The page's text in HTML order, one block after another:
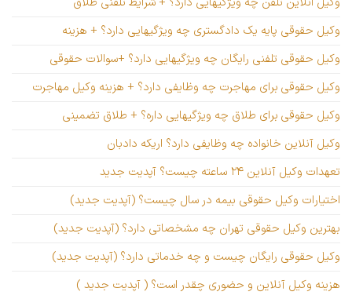
وکیل حقوقی پایه یک دادگستری چه ویژگیهایی دارد؟ + هزینه
وکیل حقوقی تلفنی رایگان چه ویژگیهایی دارد؟ +سوالات حقوقی
وکیل حقوقی برای مهاجرت چه وظایفی دارد؟ + هزینه وکیل مهاجرت
وکیل حقوقی برای طلاق چه ویژگیهایی داره؟ + طلاق تضمینی
وکیل آنلاین خانواده چه وظایفی دارد؟ اریکه دادبان
تعهدات وکیل آنلاین ۲۴ ساعته چیست؟ آپدیت جدید
اختیارات وکیل حقوقی بیمه در سال چیست؟ (آپدیت جدید)
بهترین وکیل حقوقی تهران چه مشخصاتی دارد؟ (آپدیت جدید)
وکیل حقوقی رایگان چیست و چه خدماتی دارد؟ (آپدیت جدید)
هزینه وکیل آنلاین و حضوری چقدر است؟ ( آپدیت جدید )